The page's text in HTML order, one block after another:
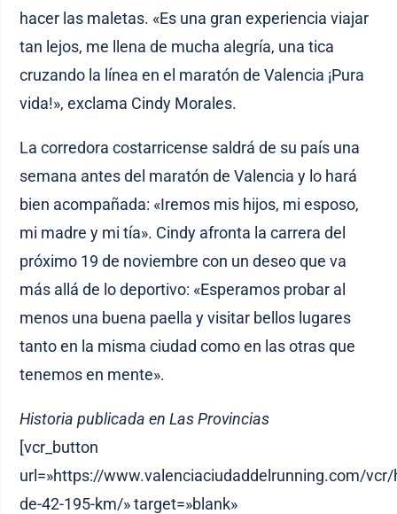
hacer las maletas. «Es una gran experiencia viajar
tan lejos, me llena de mucha alegría, una tica
cruzando la línea en el maratón de Valencia ¡Pura
vida!», exclama Cindy Morales.
La corredora costarricense saldrá de su país una
semana antes del maratón de Valencia y lo hará
bien acompañada: «Iremos mis hijos, mi esposo,
mi madre y mi tía». Cindy afronta la carrera del
próximo 19 de noviembre con un deseo que va
más allá de lo deportivo: «Esperamos probar al
menos una buena paella y visitar bellos lugares
tanto en la misma ciudad como en las otras que
tenemos en mente».
Historia publicada en Las Provincias
[vcr_button
url=»https://www.valenciaciudaddelrunning.com/
de-42-195-km/» target=»blank»